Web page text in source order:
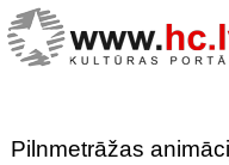
Pilnmetrāžas